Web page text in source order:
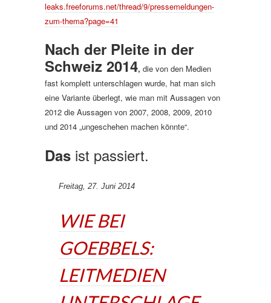
leaks.freeforums.net/thread/9/pressemeldungen-
zum-thema?page=41
Nach der Pleite in der
Schweiz 2014, die von den Medien
fast komplett unterschlagen wurde, hat man sich
eine Variante überlegt, wie man mit Aussagen von
2012 die Aussagen von 2007, 2008, 2009, 2010
und 2014 „ungeschehen machen könnte“.
Das ist passiert.
Freitag, 27. Juni 2014
WIE BEI
GOEBBELS:
LEITMEDIEN